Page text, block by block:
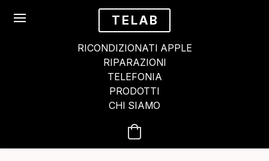
TELAB
RICONDIZIONATI APPLE
RIPARAZIONI
TELEFONIA
PRODOTTI
CHI SIAMO